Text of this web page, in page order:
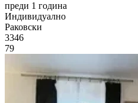
преди 1 година
Индивидуално
Раковски
3346
79